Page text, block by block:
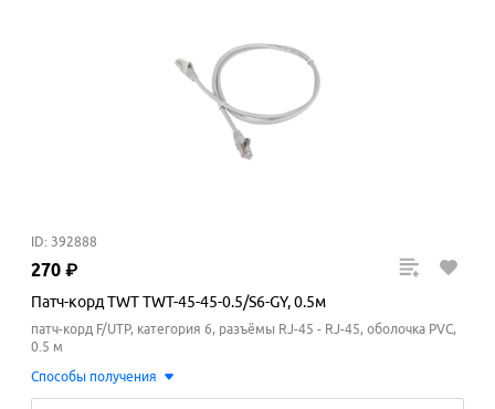
ID: 392888
270 ₽
Патч-корд TWT TWT-45-45-0.5/S6-GY, 0.5м
патч-корд F/UTP, категория 6, разъёмы RJ-45 - RJ-45, оболочка PVC,
0.5 м
Способы получения